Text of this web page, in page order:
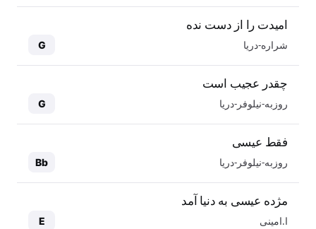
امیدت را از دست نده
شراره-دریا G
چقدر عجیب است
روزبه-نیلوفر-دریا G
فقط عیسی
روزبه-نیلوفر-دریا Bb
مژده عیسی به دنیا آمد
ا.امینی E